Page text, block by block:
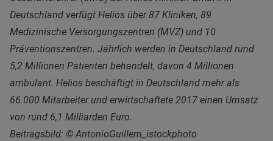
Deutschland verfügt Helios über 87 Kliniken, 89
Medizinische Versorgungszentren (MVZ) und 10
Präventionszentren. Jährlich werden in Deutschland rund
5,2 Millionen Patienten behandelt, davon 4 Millionen
ambulant. Helios beschäftigt in Deutschland mehr als
66.000 Mitarbeiter und erwirtschaftete 2017 einen Umsatz
von rund 6,1 Milliarden Euro.
Beitragsbild: © AntonioGuillem_istockphoto